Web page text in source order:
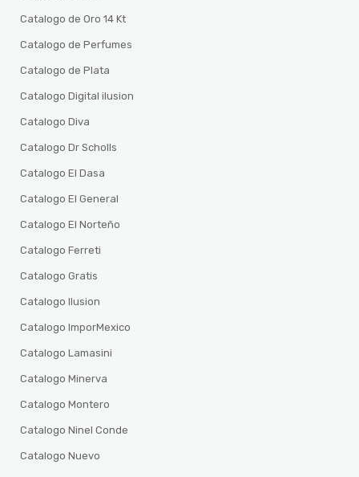
Catalogo de Oro 14 Kt
Catalogo de Perfumes
Catalogo de Plata
Catalogo Digital ilusion
Catalogo Diva
Catalogo Dr Scholls
Catalogo El Dasa
Catalogo El General
Catalogo El Norteño
Catalogo Ferreti
Catalogo Gratis
Catalogo Ilusion
Catalogo ImporMexico
Catalogo Lamasini
Catalogo Minerva
Catalogo Montero
Catalogo Ninel Conde
Catalogo Nuevo